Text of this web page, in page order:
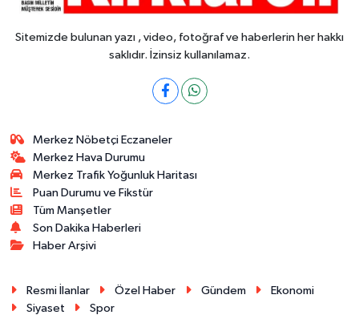
Sitemizde bulunan yazı , video, fotoğraf ve haberlerin her hakkı
saklıdır. İzinsiz kullanılamaz.
Merkez Nöbetçi Eczaneler
Merkez Hava Durumu
Merkez Trafik Yoğunluk Haritası
Puan Durumu ve Fikstür
Tüm Manşetler
Son Dakika Haberleri
Haber Arşivi
Resmi İlanlar Özel Haber Gündem
Ekonomi
Siyaset
Spor